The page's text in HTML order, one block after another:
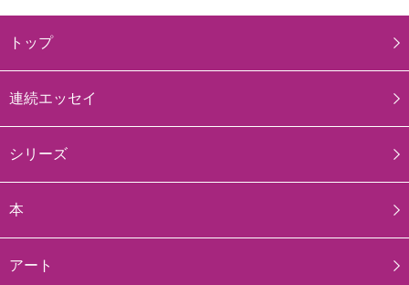
トップ
連続エッセイ
シリーズ
本
アート